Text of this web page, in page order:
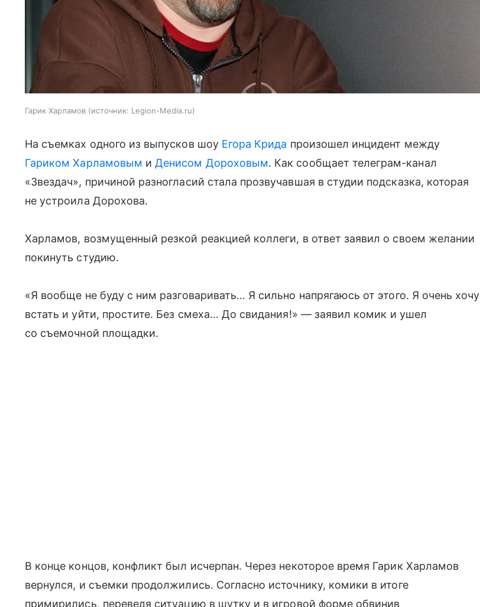
Гарик Харламов источник: Legion-Media.ru
На съемках одного из выпусков шоу Егора Крида произошел инцидент между
Гариком Харламовым иДенисом Дороховым. Как сообщает телеграм-канал
«Звездач», причиной разногласий стала прозвучавшая в студии подсказка, которая
не устроила Дорохова.
Харламов, возмущенный резкой реакцией коллеги, в ответ заявил о своем желании
покинуть студию.
«Я вообще не буду с ним разговаривать… Я сильно напрягаюсь от этого. Я очень хочу
встать и уйти, простите. Без смеха… До свидания!» — заявил комик и ушел
со съемочной площадки.
В конце концов, конфликт был исчерпан. Через некоторое время Гарик Харламов
вернулся, и съемки продолжились. Согласно источнику, комики в итоге
примирились, переведя ситуацию в шутку и в игровой форме обвинив